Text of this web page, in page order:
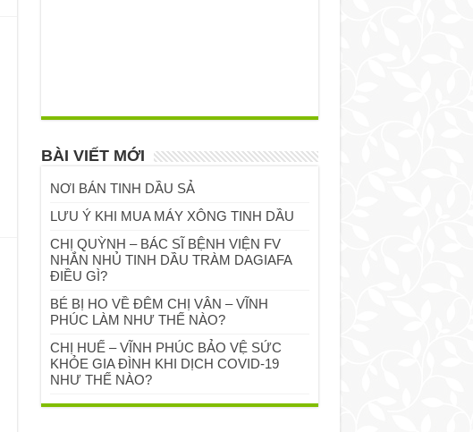
BÀI VIẾT MỚI
NƠI BÁN TINH DẦU SẢ
LƯU Ý KHI MUA MÁY XÔNG TINH DẦU
CHỊ QUỲNH – BÁC SĨ BỆNH VIỆN FV
NHẮN NHỦ TINH DẦU TRÀM DAGIAFA
ĐIỀU GÌ?
BÉ BỊ HO VỀ ĐÊM CHỊ VÂN – VĨNH
PHÚC LÀM NHƯ THẾ NÀO?
CHỊ HUẾ – VĨNH PHÚC BẢO VỆ SỨC
KHỎE GIA ĐÌNH KHI DỊCH COVID-19
NHƯ THẾ NÀO?